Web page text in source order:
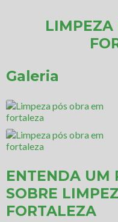
LIMPEZA
Galeria
ENTENDA UM
SOBRE
FORTALEZA